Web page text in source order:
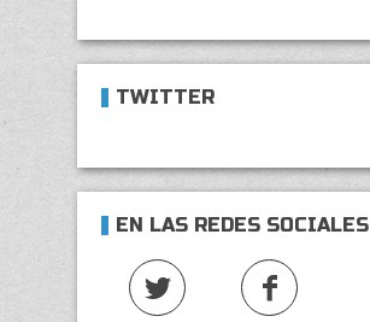
TWITTER
EN LAS REDES SOCIALES